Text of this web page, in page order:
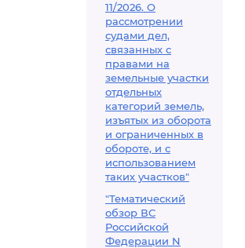
11/2026. О
рассмотрении
судами дел,
связанных с
правами на
земельные участки
отдельных
категорий земель,
изъятых из оборота
и ограниченных в
обороте, и с
использованием
таких участков"
"Тематический
обзор ВС
Российской
Федерации N